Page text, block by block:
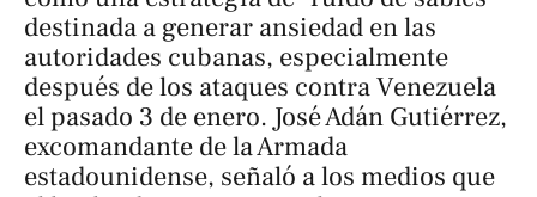
destinada a generar ansiedad en las
autoridades cubanas, especialmente
después de los ataques contra Venezuela
el pasado 3 de enero. José Adán Gutiérrez,
excomandante de la Armada
estadounidense, señaló a los medios que